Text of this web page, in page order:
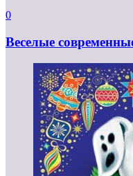
0
Веселые